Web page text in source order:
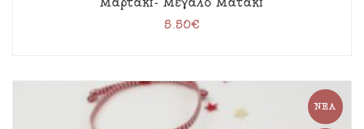
Μαρτάκι- Μεγάλο Ματάκι
5.50€
ΝΈΑ